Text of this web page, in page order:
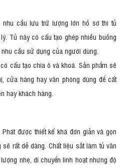
nhu cầu lưu trữ lượng lớn hồ sơ thì tủ
Tủ này có cấu tạo ghép nhiều buồng
cầu sử dụng của người dùng.
cấu tạo chia ô và khoá. Sản phẩm sẽ
cửa hàng hay văn phòng dùng để cất
hay khách hàng.
được thiết kế khá đơn giản và gọn
rất dễ dàng. Chất liệu sắt làm tủ văn
nhẹ, di chuyển linh hoạt nhưng độ